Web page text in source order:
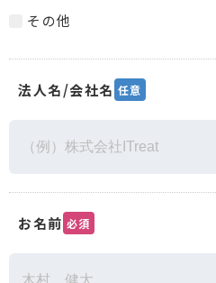
その他
法人名/会社名 任意
お名前 必須